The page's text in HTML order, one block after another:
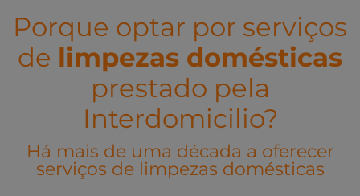
Porque optar por serviços
de limpezas domésticas
prestado pela
Interdomicilio?
Há mais de uma década a oferecer
serviços de limpezas domésticas